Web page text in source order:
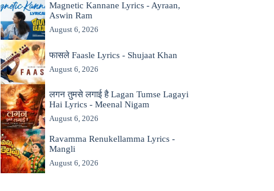
Magnetic Kannane Lyrics - Ayraan,
Aswin Ram
August 6, 2026
फासले Faasle Lyrics - Shujaat Khan
August 6, 2026
लगन तुमसे लगाई है Lagan Tumse Lagayi
Hai Lyrics - Meenal Nigam
August 6, 2026
Ravamma Renukellamma Lyrics -
Mangli
August 6, 2026